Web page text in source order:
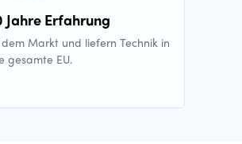
Jahre Erfahrung
Markt und liefern Technik in
gesamte EU.